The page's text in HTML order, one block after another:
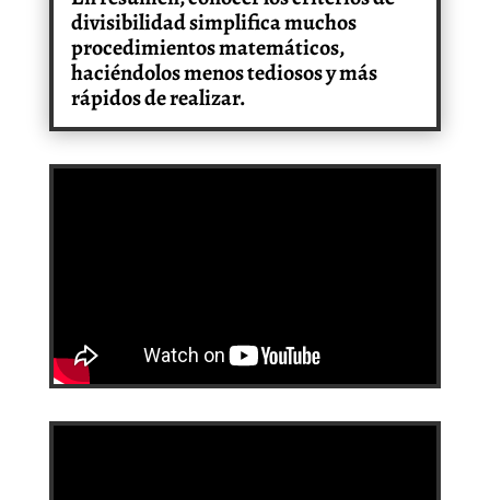
divisibilidad simplifica muchos
procedimientos matemáticos,
haciéndolos menos tediosos y más
rápidos de realizar.